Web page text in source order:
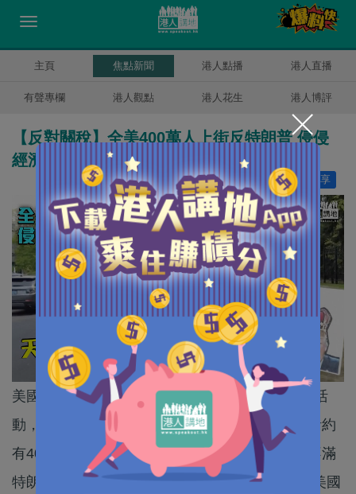
主頁 焦點新聞 港人點播 港人直播
有聲專欄 港人觀點 港人花生 港人博評
【反對關稅】全美400萬人上街反特朗普 侵侵
經濟政策支持率創新低
分享
讚好 5
美國上周六（19日）再爆發大規模反特朗普示威活
動，全美共舉辦超過800場活動，活動組織者估計約
有400萬人走上街頭。與此同時，美國民眾非常不滿
特朗普在關稅、通脹和政府支出所實施的政策，美國